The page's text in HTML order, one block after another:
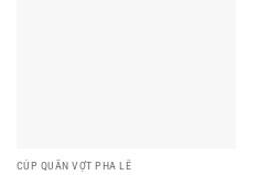
CÚP QUẦN VỢT PHA LÊ